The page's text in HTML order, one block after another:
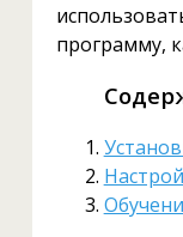
программу,